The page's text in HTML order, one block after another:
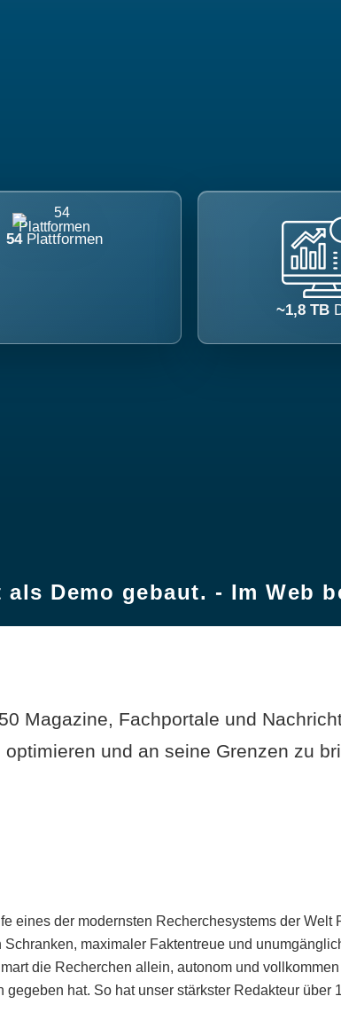
54 Plattformen
~1,8 TB
als Demo gebaut. - Im Web
Magazine, Fachportale und
und an seine Grenzen zu
eines der modernsten Recherchesystems der
maximaler Faktentreue und
die Recherchen allein, autonom und
hat. So hat unser stärkster Redakteur über